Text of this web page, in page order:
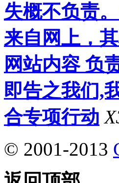
失概不负责
来自网上，
网站内容 负
即告之我们,
合专项行动
© 2001-2013